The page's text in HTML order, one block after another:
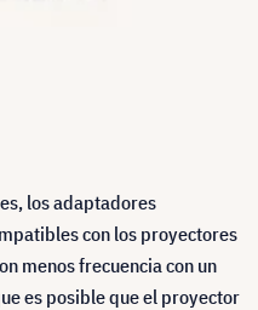
los adaptadores
con los proyectores
menos frecuencia con un
es posible que el proyector